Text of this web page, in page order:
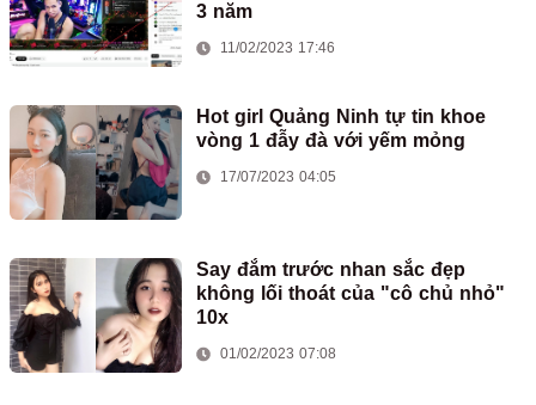
3 năm
11/02/2023 17:46
Hot girl Quảng Ninh tự tin khoe
vòng 1 đẫy đà với yếm mỏng
17/07/2023 04:05
Say đắm trước nhan sắc đẹp
không lối thoát của "cô chủ nhỏ"
10x
01/02/2023 07:08